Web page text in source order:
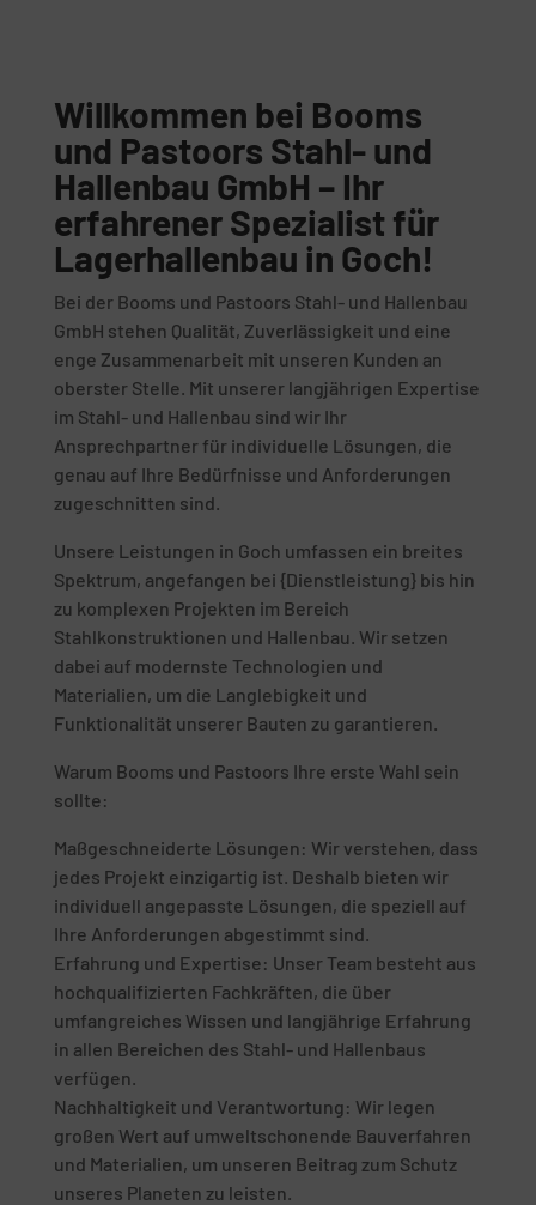
Willkommen bei Booms
und Pastoors Stahl- und
Hallenbau GmbH – Ihr
erfahrener Spezialist für
Lagerhallenbau in Goch!
Bei der Booms und Pastoors Stahl- und Hallenbau
GmbH stehen Qualität, Zuverlässigkeit und eine
enge Zusammenarbeit mit unseren Kunden an
oberster Stelle. Mit unserer langjährigen Expertise
im Stahl- und Hallenbau sind wir Ihr
Ansprechpartner für individuelle Lösungen, die
genau auf Ihre Bedürfnisse und Anforderungen
zugeschnitten sind.
Unsere Leistungen in Goch umfassen ein breites
Spektrum, angefangen bei {Dienstleistung} bis hin
zu komplexen Projekten im Bereich
Stahlkonstruktionen und Hallenbau. Wir setzen
dabei auf modernste Technologien und
Materialien, um die Langlebigkeit und
Funktionalität unserer Bauten zu garantieren.
Warum Booms und Pastoors Ihre erste Wahl sein
sollte:
Maßgeschneiderte Lösungen: Wir verstehen, dass
jedes Projekt einzigartig ist. Deshalb bieten wir
individuell angepasste Lösungen, die speziell auf
Ihre Anforderungen abgestimmt sind.
Erfahrung und Expertise: Unser Team besteht aus
hochqualifizierten Fachkräften, die über
umfangreiches Wissen und langjährige Erfahrung
in allen Bereichen des Stahl- und Hallenbaus
verfügen.
Nachhaltigkeit und Verantwortung: Wir legen
großen Wert auf umweltschonende Bauverfahren
und Materialien, um unseren Beitrag zum Schutz
unseres Planeten zu leisten.